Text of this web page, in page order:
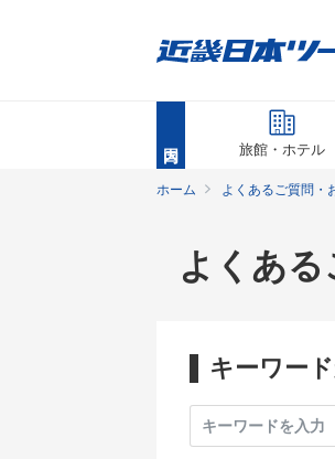
旅館・ホテル
ホーム よくあるご質問・
よくあ
キーワー